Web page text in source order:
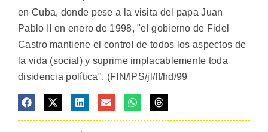
en Cuba, donde pese a la visita del papa Juan
Pablo II en enero de 1998, "el gobierno de Fidel
Castro mantiene el control de todos los aspectos de
la vida (social) y suprime implacablemente toda
disidencia política". (FIN/IPS/jl/ff/hd/99